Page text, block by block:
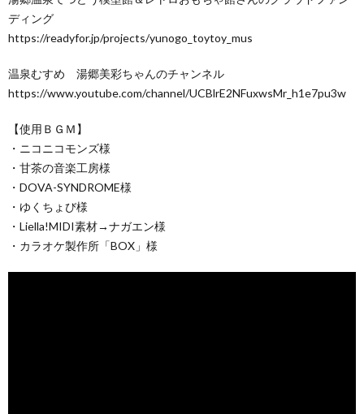
ディング
https://readyfor.jp/projects/yunogo_toytoy_mus
温泉むすめ 湯郷美彩ちゃんのチャンネル
https://www.youtube.com/channel/UCBlrE2NFuxwsMr_h1e7pu3w
【使用ＢＧＭ】
・ニコニコモンズ様
・甘茶の音楽工房様
・DOVA-SYNDROME様
・ゆくちょび様
・Liella!MIDI素材→ナガエン様
・カラオケ製作所「BOX」様